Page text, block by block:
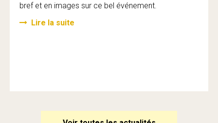
bref et en images sur ce bel événement.
Lire la suite